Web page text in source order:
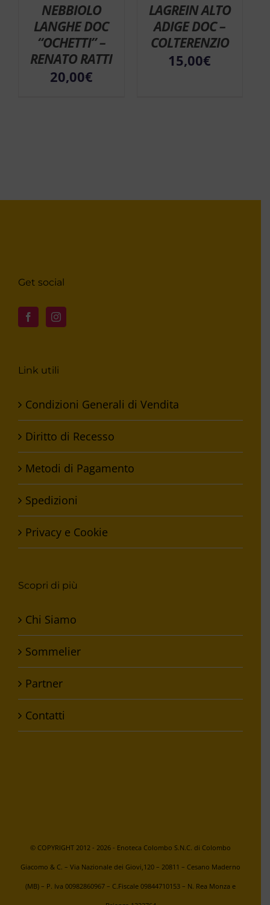
NEBBIOLO
LANGHE DOC
“OCHETTI” –
RENATO RATTI
20,00€
LAGREIN ALTO
ADIGE DOC –
COLTERENZIO
15,00€
Get social
Link utili
Condizioni Generali di Vendita
Diritto di Recesso
Metodi di Pagamento
Spedizioni
Privacy e Cookie
Scopri di più
Chi Siamo
Sommelier
Partner
Contatti
© COPYRIGHT 2012 - 2026 - Enoteca Colombo S.N.C. di Colombo
Giacomo & C. – Via Nazionale dei Giovi,120 – 20811 – Cesano Maderno
(MB) – P. Iva 00982860967 – C.Fiscale 09844710153 – N. Rea Monza e